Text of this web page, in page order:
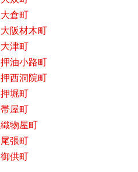
大倉町
大阪材木町
大津町
押油小路町
押西洞院町
押堀町
帯屋町
織物屋町
尾張町
御供町